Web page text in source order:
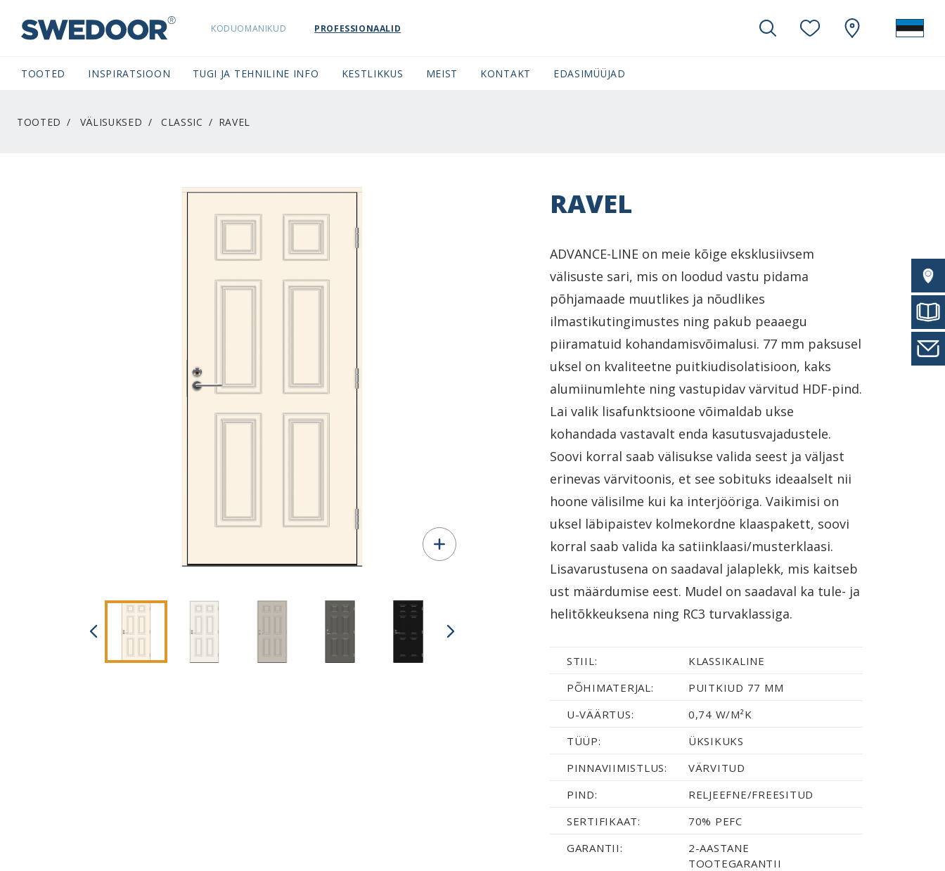
SWEDOORESTONIA NAVIGATION
KODUOMANIKUD PROFESSIONAALID
TOOTED INSPIRATSIOON TUGI JA TEHNILINE INFO KESTLIKKUS MEIST KONTAKT EDASIMÜÜJAD
TOOTED VÄLISUKSED CLASSIC RAVEL
RAVEL
ADVANCE-LINE on meie kõige eksklusiivsem
välisuste sari, mis on loodud vastu pidama
põhjamaade muutlikes ja nõudlikes
ilmastikutingimustes ning pakub peaaegu
piiramatuid kohandamisvõimalusi. 77 mm paksusel
uksel on kvaliteetne puitkiudisolatisioon, kaks
alumiinumlehte ning vastupidav värvitud HDF-pind.
Lai valik lisafunktsioone võimaldab ukse
kohandada vastavalt enda kasutusvajadustele.
Soovi korral saab välisukse valida seest ja väljast
erinevas värvitoonis, et see sobituks ideaalselt nii
hoone välisilme kui ka interjööriga. Vaikimisi on
uksel läbipaistev kolmekordne klaaspakett, soovi
korral saab valida ka satiinklaasi/musterklaasi.
Lisavarustusena on saadaval jalaplekk, mis kaitseb
ust määrdumise eest. Mudel on saadaval ka tule- ja
helitõkkeuksena ning RC3 turvaklassiga.
STIIL:
KLASSIKALINE
PÕHIMATERJAL:
PUITKIUD 77 MM
U-VÄÄRTUS:
0,74 W/M²K
TÜÜP:
ÜKSIKUKS
PINNAVIIMISTLUS:
VÄRVITUD
PIND:
RELJEEFNE/FREESITUD
SERTIFIKAAT:
70% PEFC
GARANTII:
2-AASTANE
TOOTEGARANTII